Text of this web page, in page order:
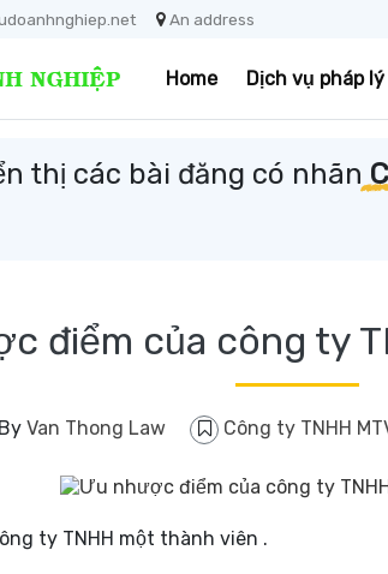
An address
Home Dịch vụ pháp lý
thị các bài đăng có nhãn
điểm của công ty
By Van Thong Law Công ty TNHH
ty TNHH một thành viên .